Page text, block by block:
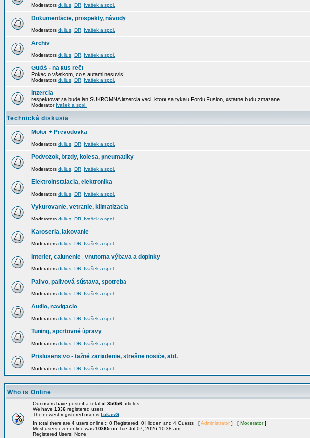
Moderators dulius DR Ivašek a spol.
Dokumentácie, prospekty, návody
Moderators dulius DR Ivašek a spol.
Archiv
Moderators dulius DR Ivašek a spol.
Guláš - na kus reči
Pokec o všetkom, co s autami nesuvisí
Moderators dulius DR Ivašek a spol.
Inzercia
respektovat sa bude len SUKROMNA inzercia veci, ktore sa tykaju Fordu Fusion, ostatne budu zmazane ...
Moderator Ivašek a spol.
Technická diskusia
Motor + Prevodovka
Moderators dulius DR Ivašek a spol.
Podvozok, brzdy, kolesa, pneumatiky
Moderators dulius DR Ivašek a spol.
Elektroinstalacia, elektronika
Moderators dulius DR Ivašek a spol.
Vykurovanie, vetranie, klimatizacia
Moderators dulius DR Ivašek a spol.
Karoseria, lakovanie
Moderators dulius DR Ivašek a spol.
Interier, calunenie , vnutorna výbava a doplnky
Moderators dulius DR Ivašek a spol.
Palivo, palivová sústava, spotreba
Moderators dulius DR Ivašek a spol.
Audio, navigacie
Moderators dulius DR Ivašek a spol.
Tuning, sportovné úpravy
Moderators dulius DR Ivašek a spol.
Prislusenstvo - tažné zariadenie, strešne nosiče, atd.
Moderators dulius DR Ivašek a spol.
Who is Online
Our users have posted a total of 35056 articles
We have 1336 registered users
The newest registered user is LukasG
In total there are 4 users online :: 0 Registered, 0 Hidden and 4 Guests [Administrator ] [ Moderator]
Most users ever online was 10365 on Tue Jul 07, 2026 10:38 am
Registered Users: None